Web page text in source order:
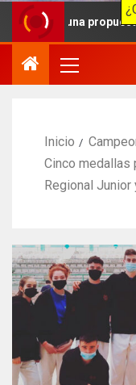
propuesta para
Inicio
Cinco medallas
Regional Junior